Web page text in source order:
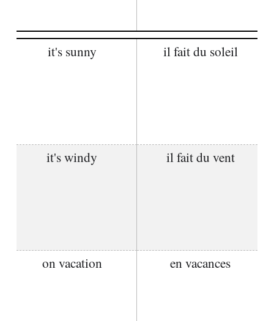
it's sunny il fait du soleil
it's windy il fait du vent
on vacation en vacances